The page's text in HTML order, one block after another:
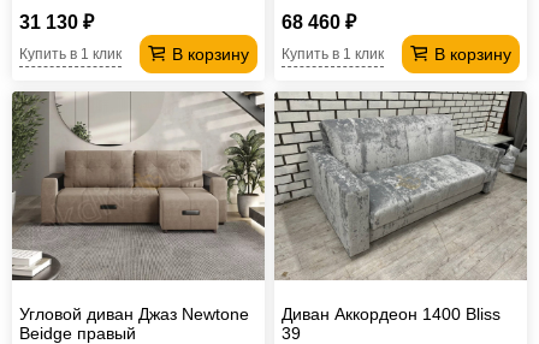
31 130 ₽
В корзину
Купить в 1 клик
68 460 ₽
В корзину
Купить в 1 клик
Угловой диван Джаз Newtone
Beidge правый
Диван Аккордеон 1400 Bliss
39